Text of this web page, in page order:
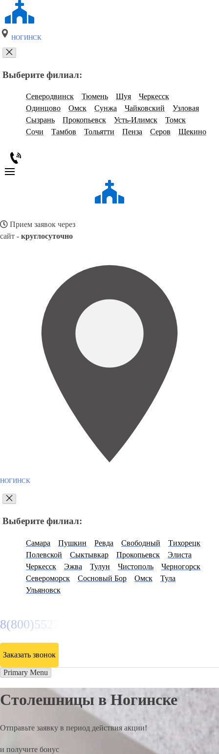
НОГИНСК
Выберите филиал:
Северодвинск Тюмень Шуя
Черкесск
Одинцово
Омск Сунжа Чайковский
Узловая
Сызрань
Прокопьевск Усть-Илимск
Томск
Сочи
Тамбов Тольятти Пенза Серов Щекино
Прием заявок через
сайт - круглосуточно
НОГИНСК
Выберите филиал:
Самара Пушкин Ревда Свободный
Тихорецк
Полевской
Сыктывкар Прокопьевск
Элиста
Черкесск
Эжва Тулун Чистополь
Черногорск
Североморск
Сосновый Бор Омск
Тула
Ульяновск
8(800)5527584
Заказать звонок
Primary Menu
Столешницы в Ногинске
Отправьте заявку в период действия акции!
и получите бонус